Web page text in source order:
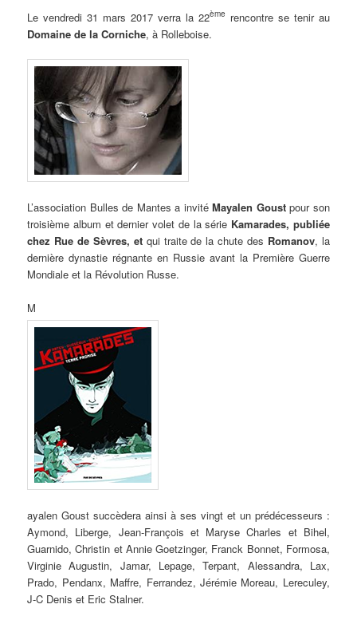
Le vendredi 31 mars 2017 verra la 22ème rencontre se tenir au
Domaine de la Corniche, à Rolleboise.
L’association Bulles de Mantes a invitéMayalen Goustpour son
troisième album et dernier volet de la série Kamarades, publiée
chez Rue de Sèvres, et qui traite de la chute des Romanov, la
dernière dynastie régnante en Russie avant la Première Guerre
Mondiale et la Révolution Russe.
M
ayalen Goust succèdera ainsi à ses vingt et un prédécesseurs :
Aymond, Liberge, Jean-François et Maryse Charles et Bihel,
Guarnido, Christin et Annie Goetzinger, Franck Bonnet, Formosa,
Virginie Augustin, Jamar, Lepage, Terpant, Alessandra, Lax,
Prado, Pendanx, Maffre, Ferrandez, Jérémie Moreau, Lereculey,
J-C Denis et Eric Stalner.